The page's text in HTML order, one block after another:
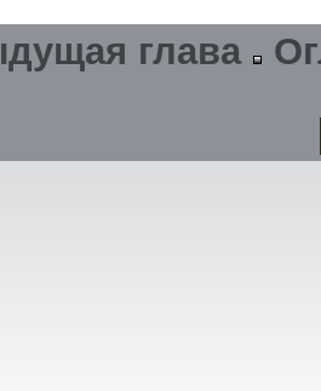
глава